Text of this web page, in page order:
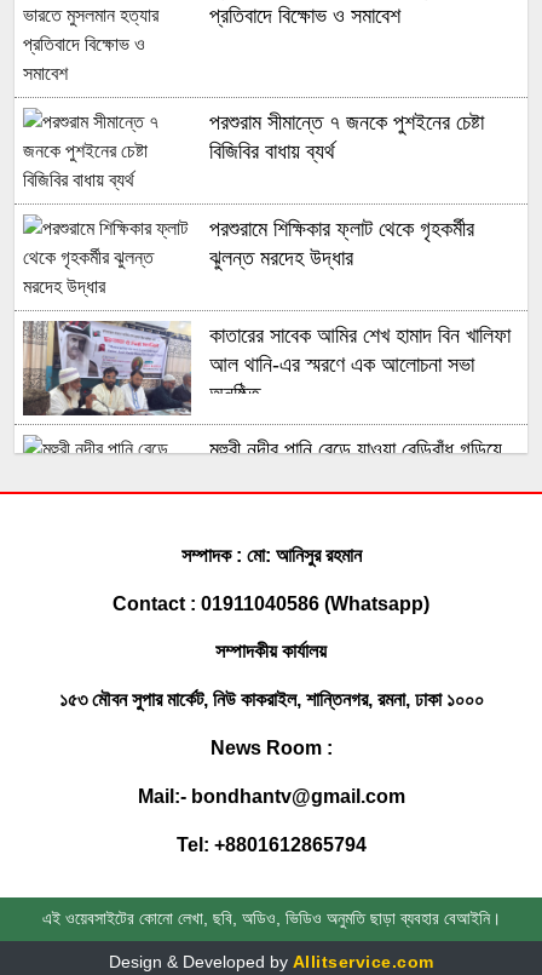
প্রতিবাদে বিক্ষোভ ও সমাবেশ
পরশুরাম সীমান্তে ৭ জনকে পুশইনের চেষ্টা
বিজিবির বাধায় ব্যর্থ
পরশুরামে শিক্ষিকার ফ্লাট থেকে গৃহকর্মীর
ঝুলন্ত মরদেহ উদ্ধার
কাতারের সাবেক আমির শেখ হামাদ বিন খালিফা
আল থানি-এর স্মরণে এক আলোচনা সভা
অনুষ্ঠিত
মুহুরী নদীর পানি বেড়ে যাওয়া বেড়িবাঁধ গড়িয়ে
ফেনী সীমান্তে কোটি টাকার ভারতীয় চোরাই
সোনাগাজীতে মাছবোঝাই পিকআপ ছিনতাই,
পুলিশী অভিযানে উদ্ধার
উদ্ধার
সোনাগাজীতে সাবেক রাস্ট্রপতি জিয়াউর
সম্পাদক : মো: আনিসুর রহমান
Contact : 01911040586 (Whatsapp)
সম্পাদকীয় কার্যালয়
১৫৩ মৌবন সুপার মার্কেট, নিউ কাকরাইল, শান্তিনগর, রমনা, ঢাকা ১০০০
News Room :
Mail:- bondhantv@gmail.com
Tel: +8801612865794
এই ওয়েবসাইটের কোনো লেখা, ছবি, অডিও, ভিডিও অনুমতি ছাড়া ব্যবহার বেআইনি।
Design & Developed by Allitservice.com